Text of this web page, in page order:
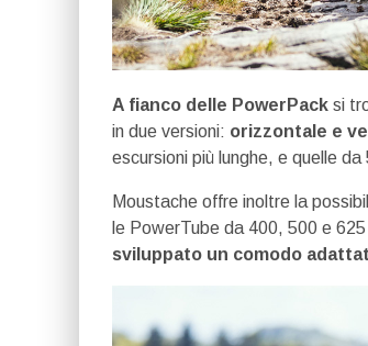
A fianco delle PowerPack si
in due versioni: orizzontale e
escursioni più lunghe, e quelle
Moustache offre inoltre la
le PowerTube da 400, 500 e
sviluppato un comodo